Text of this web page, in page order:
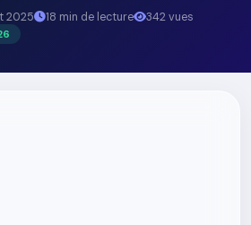
2025 18 min de lecture
342 vues